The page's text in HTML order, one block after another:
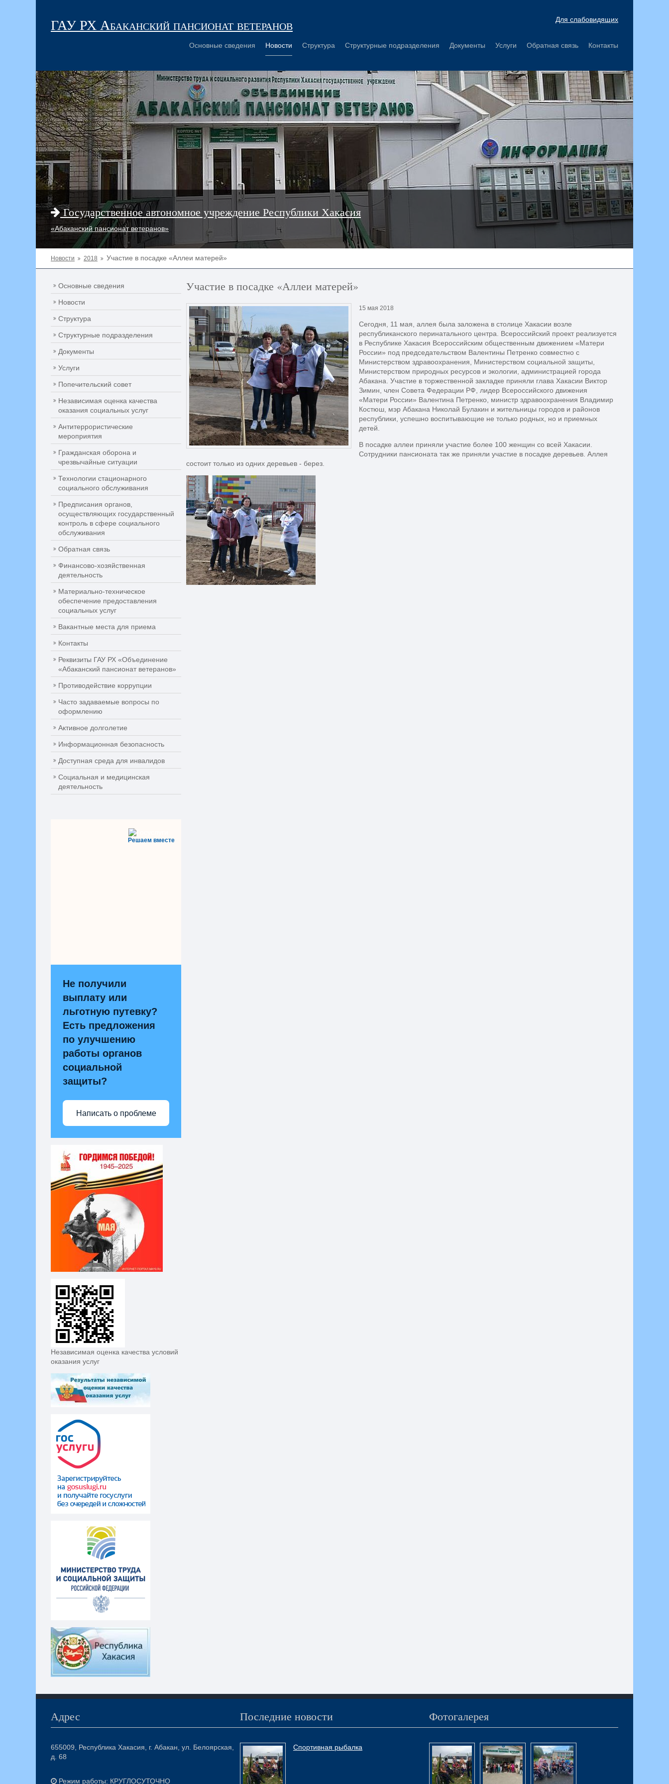
Для слабовидящих
ГАУ РХ Абаканский пансионат ветеранов
Основные сведения Новости Структура Структурные подразделения Документы Услуги Обратная связь Контакты
Государственное автономное учреждение Республики Хакасия
«Абаканский пансионат ветеранов»
Новости 2018 Участие в посадке «Аллеи матерей»
Основные сведения
Новости
Структура
Структурные подразделения
Документы
Услуги
Попечительский совет
Независимая оценка качества
оказания социальных услуг
Антитеррористические
мероприятия
Гражданская оборона и
чрезвычайные ситуации
Технологии стационарного
социального обслуживания
Предписания органов,
осуществляющих государственный
контроль в сфере социального
обслуживания
Обратная связь
Финансово-хозяйственная
деятельность
Материально-техническое
обеспечение предоставления
социальных услуг
Вакантные места для приема
Контакты
Реквизиты ГАУ РХ «Объединение
«Абаканский пансионат ветеранов»
Противодействие коррупции
Часто задаваемые вопросы по
оформлению
Активное долголетие
Информационная безопасность
Доступная среда для инвалидов
Социальная и медицинская
деятельность
Решаем вместе
Не получили
выплату или
льготную путевку?
Есть предложения
по улучшению
работы органов
социальной
защиты?
Написать о проблеме
Независимая оценка качества условий
оказания услуг
Участие в посадке «Аллеи матерей»
15 мая 2018
Сегодня, 11 мая, аллея была заложена в столице Хакасии возле
республиканского перинатального центра. Всероссийский проект реализуется
в Республике Хакасия Всероссийским общественным движением «Матери
России» под председательством Валентины Петренко совместно с
Министерством здравоохранения, Министерством социальной защиты,
Министерством природных ресурсов и экологии, администрацией города
Абакана. Участие в торжественной закладке приняли глава Хакасии Виктор
Зимин, член Совета Федерации РФ, лидер Всероссийского движения
«Матери России» Валентина Петренко, министр здравоохранения Владимир
Костюш, мэр Абакана Николай Булакин и жительницы городов и районов
республики, успешно воспитывающие не только родных, но и приемных
детей.
В посадке аллеи приняли участие более 100 женщин со всей Хакасии.
Сотрудники пансионата так же приняли участие в посадке деревьев. Аллея
состоит только из одних деревьев - берез.
Адрес
655009, Республика Хакасия, г. Абакан, ул. Белоярская,
д. 68
Режим работы: КРУГЛОСУТОЧНО
Последние новости
Спортивная рыбалка
Фотогалерея